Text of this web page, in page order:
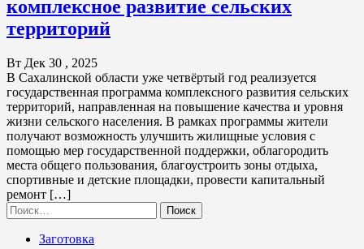
комплексное развитие сельских
территорий
Вт Дек 30 , 2025
В Сахалинской области уже четвёртый год реализуется
государственная программа комплексного развития сельских
территорий, направленная на повышение качества и уровня
жизни сельского населения. В рамках программы жители
получают возможность улучшить жилищные условия с
помощью мер государственной поддержки, облагородить
места общего пользования, благоустроить зоны отдыха,
спортивные и детские площадки, провести капитальный
ремонт […]
Найти:
Заготовка